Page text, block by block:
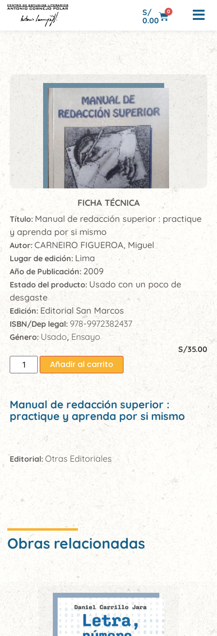
S/
0.00
0
FICHA TÉCNICA
Título: Manual de redacción superior : practique
y aprenda por si mismo
Autor:CARNEIRO FIGUEROA, Miguel
Lugar de edición: Lima
Año de Publicación: 2009
Estado del producto: Usado con un poco de
desgaste
Edición: Editorial San Marcos
ISBN/Dep legal: 978-9972382437
Género:Usado, Ensayo
S/35.00
Añadir al carrito
Manual de redacción superior :
practique y aprenda por si mismo
Editorial:Otras Editoriales
Obras relacionadas